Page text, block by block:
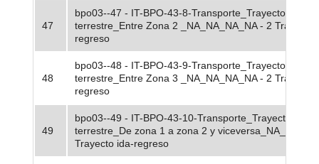
47
bpo03--47 - IT-BPO-43-8-Transporte_Trayecto ida-
terrestre_Entre Zona 2 _NA_NA_NA_NA - 2 Trayecto
regreso
48
bpo03--48 - IT-BPO-43-9-Transporte_Trayecto ida-
terrestre_Entre Zona 3 _NA_NA_NA_NA - 2 Trayecto
regreso
49
bpo03--49 - IT-BPO-43-10-Transporte_Trayecto ida-
terrestre_De zona 1 a zona 2 y
Trayecto ida-regreso